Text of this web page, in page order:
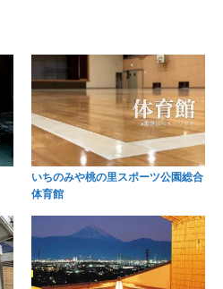
いちのみや桃の里スポーツ公園総合
体育館